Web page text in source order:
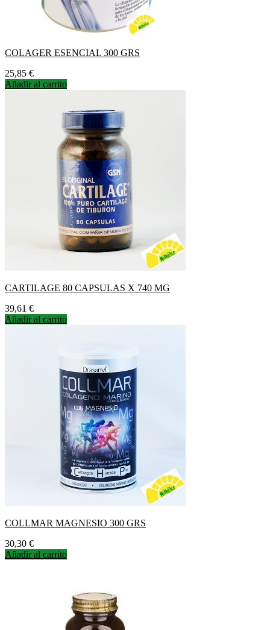
COLAGER ESENCIAL 300 GRS
Precio
25,85 €
Añadir al carrito
CARTILAGE 80 CAPSULAS X 740 MG
Precio
39,61 €
Añadir al carrito
COLLMAR MAGNESIO 300 GRS
Precio
30,30 €
Añadir al carrito